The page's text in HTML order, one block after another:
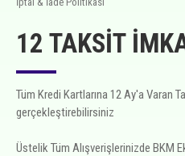
12 TAKSIT
Tüm Kredi Kartlarına 12 Ay'a Varan
gerçekleştirebilirsiniz
Üstelik Tüm Alışverişlerinizde BKM